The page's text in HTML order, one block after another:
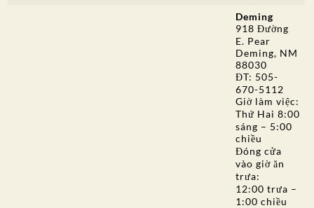
Deming
918 Đường
E. Pear
Deming, NM
88030
ĐT: 505-
670-5112
Giờ làm việc:
Thứ Hai 8:00
sáng – 5:00
chiều
Đóng cửa
vào giờ ăn
trưa:
12:00 trưa –
1:00 chiều